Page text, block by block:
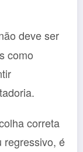
deve ser
como
correta
regressivo, é